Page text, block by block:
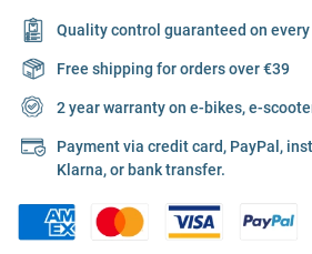
Quality control guaranteed on
Free shipping for orders over €39
2 year warranty on e-bikes, e-
Payment via credit card, PayPal,
Klarna, or bank transfer.